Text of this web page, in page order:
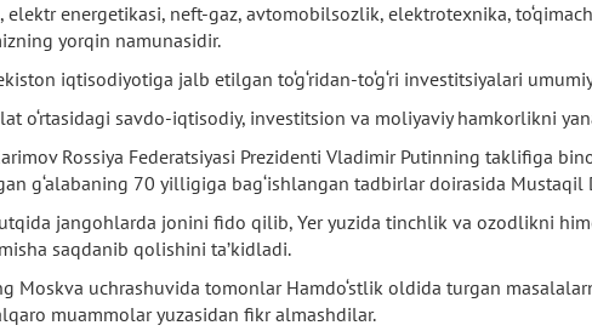
elektr energetikasi, neft-gaz, avtomobilsozlik, elektrotexnika,
yorqin namunasidir.
iqtisodiyotiga jalb etilgan to‘g‘ridan-to‘g‘ri investitsiyalari
o‘rtasidagi savdo-iqtisodiy, investitsion va moliyaviy hamkorlikni
Rossiya Federatsiyasi Prezidenti Vladimir Putinning taklifiga
g‘alabaning 70 yilligiga bag‘ishlangan tadbirlar doirasida
jangohlarda jonini fido qilib, Yer yuzida tinchlik va ozodlikni
saqdanib qolishini ta’kidladi.
Moskva uchrashuvida tomonlar Hamdo‘stlik oldida turgan
muammolar yuzasidan fikr almashdilar.